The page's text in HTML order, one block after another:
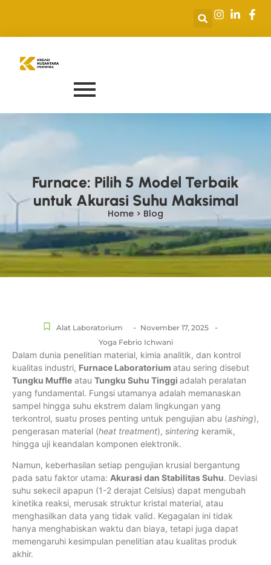
Furnace: Pilih 5 Model Terbaik
untuk Akurasi Suhu Maksimal
Home > Blog
Alat Laboratorium - November 17, 2025 -
Yoga Febrio Ichwani
Dalam dunia penelitian material, kimia analitik, dan kontrol
kualitas industri, Furnace Laboratorium atau sering disebut
Tungku Muffle atau Tungku Suhu Tinggi adalah peralatan
yang fundamental. Fungsi utamanya adalah memanaskan
sampel hingga suhu ekstrem dalam lingkungan yang
terkontrol, suatu proses penting untuk pengujian abu (ashing),
pengerasan material (heat treatment), sintering keramik,
hingga uji keandalan komponen elektronik.
Namun, keberhasilan setiap pengujian krusial bergantung
pada satu faktor utama: Akurasi dan Stabilitas Suhu. Deviasi
suhu sekecil apapun (1-2 derajat Celsius) dapat mengubah
kinetika reaksi, merusak struktur kristal material, atau
menghasilkan data yang tidak valid. Kegagalan ini tidak
hanya menghabiskan waktu dan biaya, tetapi juga dapat
memengaruhi kesimpulan penelitian atau kualitas produk
akhir.